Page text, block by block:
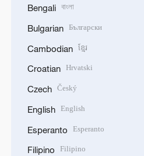
Bengali বাংলা
Bulgarian Български
Cambodian ខ្មែរ
Croatian Hrvatski
Czech Český
English English
Esperanto Esperanto
Filipino Filipino